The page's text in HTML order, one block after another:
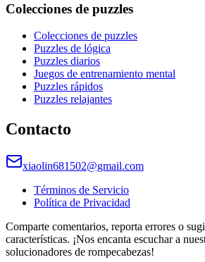
Colecciones de puzzles
Colecciones de puzzles
Puzzles de lógica
Puzzles diarios
Juegos de entrenamiento mental
Puzzles rápidos
Puzzles relajantes
Contacto
xiaolin681502@gmail.com
Términos de Servicio
Política de Privacidad
Comparte comentarios, reporta errores o
características. ¡Nos encanta escuchar a
solucionadores de rompecabezas!